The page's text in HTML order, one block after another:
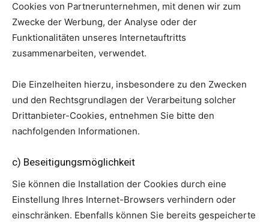
Cookies von Partnerunternehmen, mit denen wir zum
Zwecke der Werbung, der Analyse oder der
Funktionalitäten unseres Internetauftritts
zusammenarbeiten, verwendet.
Die Einzelheiten hierzu, insbesondere zu den Zwecken
und den Rechtsgrundlagen der Verarbeitung solcher
Drittanbieter-Cookies, entnehmen Sie bitte den
nachfolgenden Informationen.
c) Beseitigungsmöglichkeit
Sie können die Installation der Cookies durch eine
Einstellung Ihres Internet-Browsers verhindern oder
einschränken. Ebenfalls können Sie bereits gespeicherte